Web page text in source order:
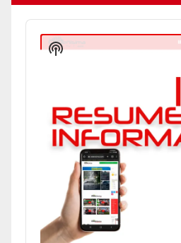
Audio
Player
Show